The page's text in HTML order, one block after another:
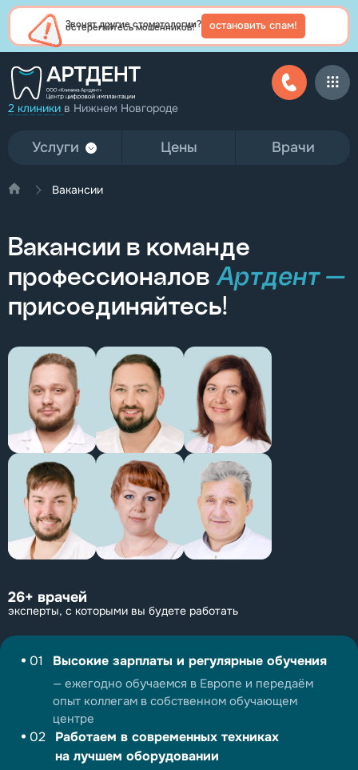
Звонят другие стоматологии?
остерегайтесь мошенников! остановить спам!
2 клиники в Нижнем Новгороде
Услуги Цены Врачи
Вакансии
Вакансии в команде
профессионалов Артдент —
присоединяйтесь!
01 Высокие зарплаты и регулярные обучения
— ежегодно обучаемся в Европе и передаём
опыт коллегам в собственном обучающем
центре
02
Работаем в современных техниках
на лучшем оборудовании
26+ врачей
эксперты, с которыми вы будете работать